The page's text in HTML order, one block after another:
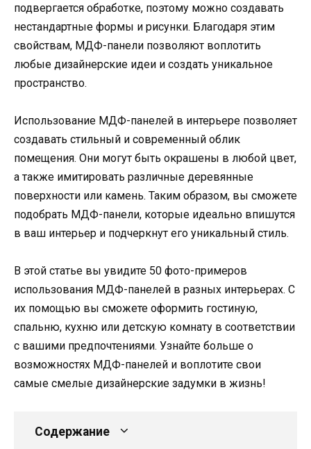
подвергается обработке, поэтому можно создавать
нестандартные формы и рисунки. Благодаря этим
свойствам, МДФ-панели позволяют воплотить
любые дизайнерские идеи и создать уникальное
пространство.
Использование МДФ-панелей в интерьере позволяет
создавать стильный и современный облик
помещения. Они могут быть окрашены в любой цвет,
а также имитировать различные деревянные
поверхности или камень. Таким образом, вы сможете
подобрать МДФ-панели, которые идеально впишутся
в ваш интерьер и подчеркнут его уникальный стиль.
В этой статье вы увидите 50 фото-примеров
использования МДФ-панелей в разных интерьерах. С
их помощью вы сможете оформить гостиную,
спальню, кухню или детскую комнату в соответствии
с вашими предпочтениями. Узнайте больше о
возможностях МДФ-панелей и воплотите свои
самые смелые дизайнерские задумки в жизнь!
Содержание